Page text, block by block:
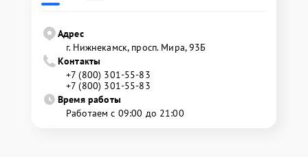
Адрес
г. Нижнекамск, просп. Мира, 93Б
Контакты
+7 (800) 301-55-83
+7 (800) 301-55-83
Время работы
Работаем с 09:00 до 21:00